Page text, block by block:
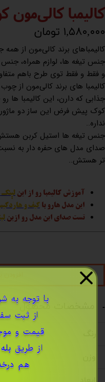
کالیمبا کالی‌مون
۱,۵۸۰,۰۰۰ تومان
کالیمباهای برند کالی‌مون از
جنس تیغه ها، لوازم همراه،
و فقط و فقط توی طرح باهم
کالیمبا های برند کالی‌مون از
جذابی که دارن، این کالیمبا ها
کوک پیش فرض این ساز دو
نداره..
جنس تیغه ها استیل کربن
صدای مدل های حفره دار به
تر هستش..
آموزش کالیمبا رو از این لینک
این مدل هارو با کیف و
تست صدای این مدل رو ازین
مشخصات محصول
قهوه ای
300
​با توجه به
از ثبت
قیمت و
از طریق بله
هم